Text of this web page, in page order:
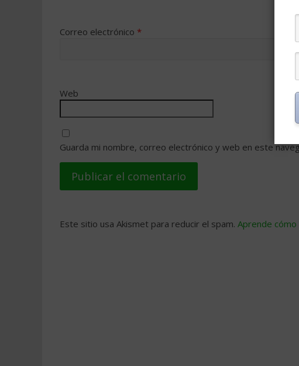
Correo electrónico *
Web
Guarda mi nombre, correo electrónico y web en este
Este sitio usa Akismet para reducir el spam. Aprende